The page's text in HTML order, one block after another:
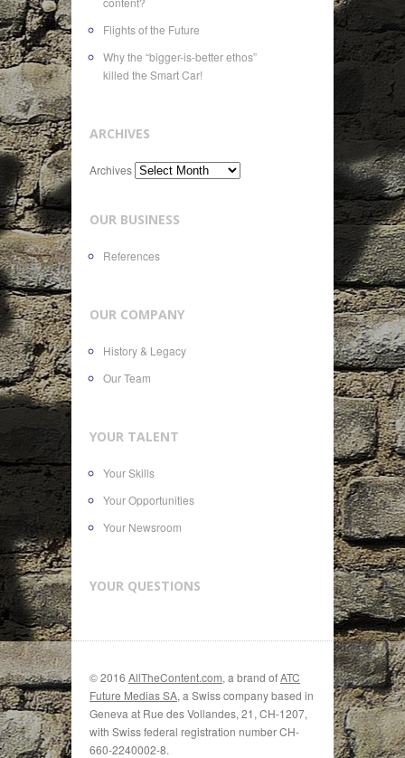
Flights of the Future
Why the “bigger-is-better ethos”
killed the Smart Car!
ARCHIVES
Archives
OUR BUSINESS
References
OUR COMPANY
History & Legacy
Our Team
YOUR TALENT
Your Skills
Your Opportunities
Your Newsroom
YOUR QUESTIONS
© 2016 AllTheContent.com, a brand ofATC
Future Medias SA, a Swiss company based in
Geneva at Rue des Vollandes, 21, CH-1207,
with Swiss federal registration number CH-
660-2240002-8.